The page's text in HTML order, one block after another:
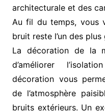
architecturale et des
Au fil du temps, vous
bruit reste l’un des
La décoration de la
d’améliorer
décoration vous
de l’atmosphère
bruits extérieurs. Un